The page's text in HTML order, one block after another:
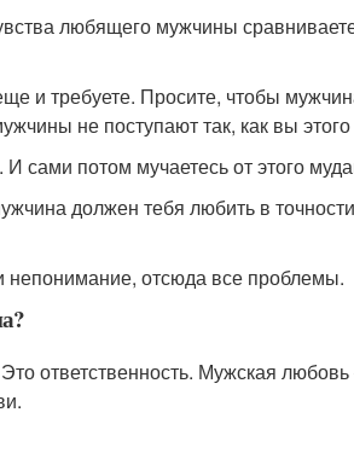
любящего мужчины
и требуете. Просите, чтобы
не поступают так, как вы этого
сами потом мучаетесь от этого
должен тебя любить в
непонимание, отсюда все проблемы.
ответственность. Мужская любовь